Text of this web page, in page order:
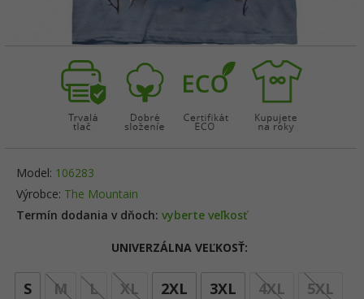
Model: 106283
Termín dodania v dňoch: vyberte veľkosť
Výrobce: The Mountain
UNIVERZÁLNA VEĽKOSŤ:
S M L XL 2XL 3XL 4XL 5XL